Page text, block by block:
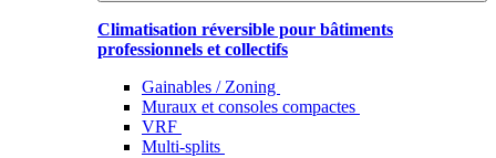
Climatisation réversible pour bâtiments
professionnels et collectifs
Gainables / Zoning
Muraux et consoles compactes
VRF
Multi-splits